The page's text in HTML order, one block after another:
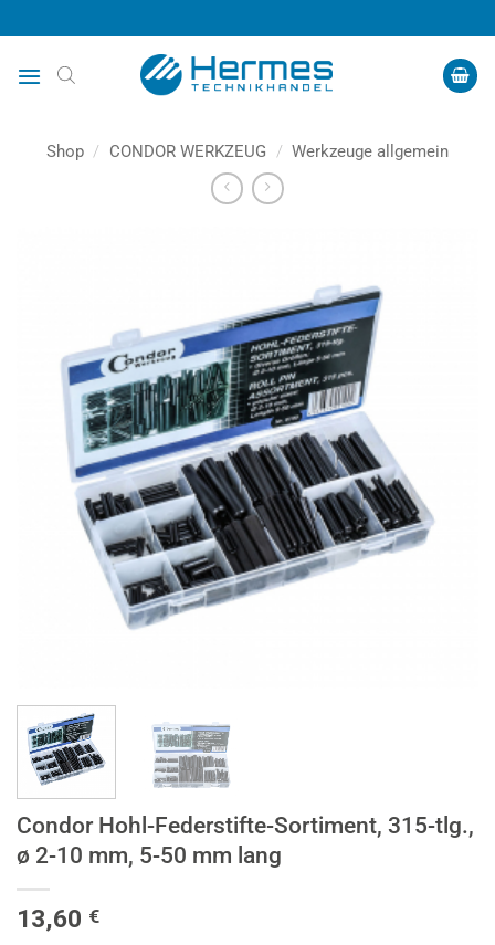
Inhalt
springen
Shop / CONDOR WERKZEUG / Werkzeuge allgemein
Condor Hohl-Federstifte-Sortiment, 315-tlg.,
ø 2-10 mm, 5-50 mm lang
13,60 €